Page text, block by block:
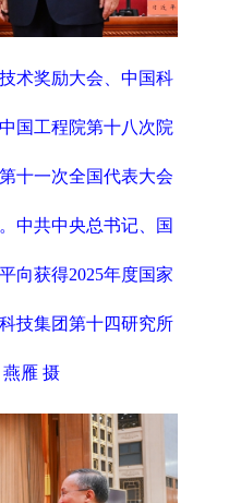
术奖励大会、中国科
国工程院第十八次院
十一次全国代表大会
中共中央总书记、国
向获得2025年度国家
技集团第十四研究所
雁 摄